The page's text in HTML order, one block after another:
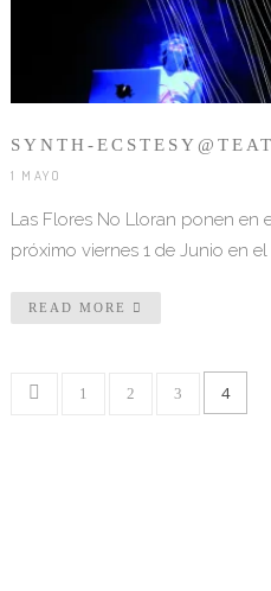
SYNTH-
1 MAYO
Las Flores No Lloran ponen en
próximo viernes 1 de Junio en
READ MORE
1 2 3 4